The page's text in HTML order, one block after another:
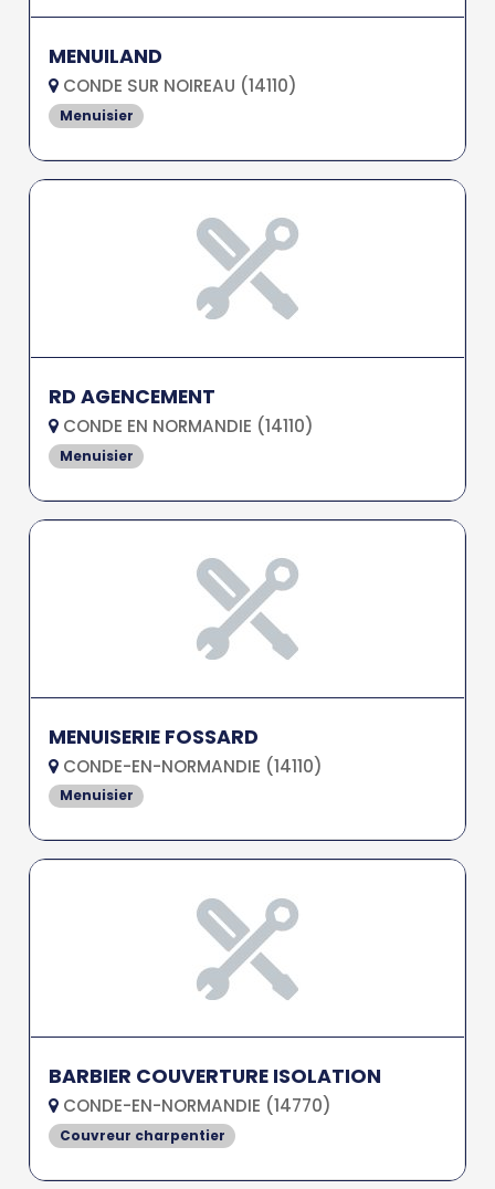
MENUILAND
CONDE SUR NOIREAU (14110)
Menuisier
RD AGENCEMENT
CONDE EN NORMANDIE (14110)
Menuisier
MENUISERIE FOSSARD
CONDE-EN-NORMANDIE (14110)
Menuisier
BARBIER COUVERTURE ISOLATION
CONDE-EN-NORMANDIE (14770)
Couvreur charpentier